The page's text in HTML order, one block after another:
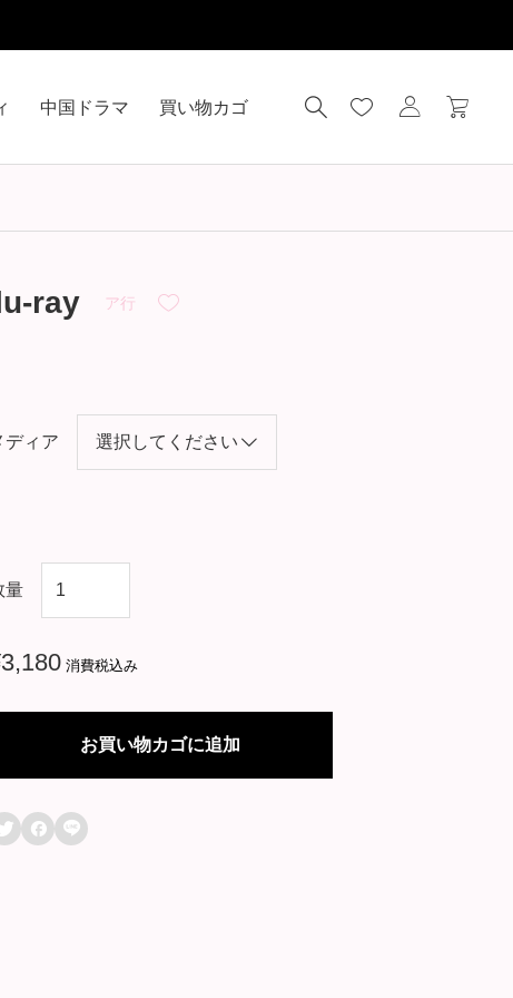
中国ドラマ 買い物カゴ
ray ア行
ディア
量
国
ド
ダ
3,180 消費税込み
お買い物カゴに追加
 